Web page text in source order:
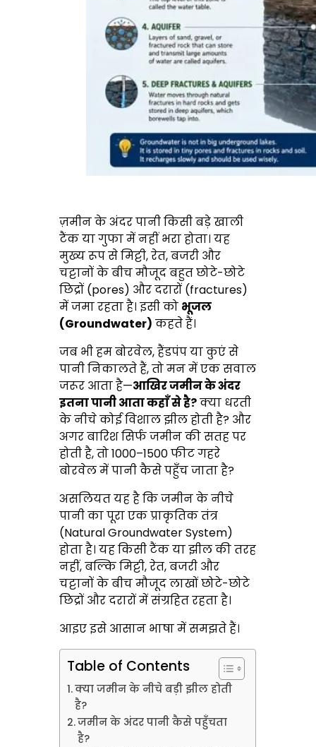
ज़मीन के अंदर पानी किसी बड़े खाली
टैंक या गुफा में नहीं भरा होता। यह
मुख्य रूप से मिट्टी, रेत, बजरी और
चट्टानों के बीच मौजूद बहुत छोटे-छोटे
छिद्रों (pores) और दरारों (fractures)
में जमा रहता है। इसी को भूजल
(Groundwater) कहते हैं।
जब भी हम बोरवेल, हैंडपंप या कुएं से
पानी निकालते हैं, तो मन में एक सवाल
जरूर आता है—आखिर जमीन के अंदर
इतना पानी आता कहाँ से है?क्या धरती
के नीचे कोई विशाल झील होती है? और
अगर बारिश सिर्फ जमीन की सतह पर
होती है, तो 1000–1500 फीट गहरे
बोरवेल में पानी कैसे पहुँच जाता है?
असलियत यह है कि जमीन के नीचे
पानी का पूरा एक प्राकृतिक तंत्र
(Natural Groundwater System)
होता है। यह किसी टैंक या झील की तरह
नहीं, बल्कि मिट्टी, रेत, बजरी और
चट्टानों के बीच मौजूद लाखों छोटे-छोटे
छिद्रों और दरारों में संग्रहित रहता है।
आइए इसे आसान भाषा में समझते हैं।
Table of Contents
क्या जमीन के नीचे बड़ी झील होती
है?
जमीन के अंदर पानी कैसे पहुँचता
है?